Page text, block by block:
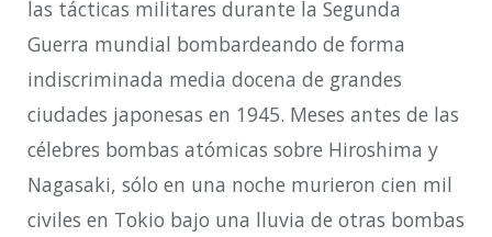
las tácticas militares durante la Segunda
Guerra mundial bombardeando de forma
indiscriminada media docena de grandes
ciudades japonesas en 1945. Meses antes de las
célebres bombas atómicas sobre Hiroshima y
Nagasaki, sólo en una noche murieron cien mil
civiles en Tokio bajo una lluvia de otras bombas